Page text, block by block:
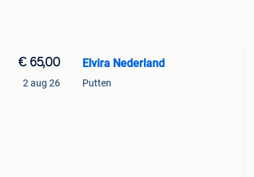
€ 65,00
2 aug 26
Elvira Nederland
Putten